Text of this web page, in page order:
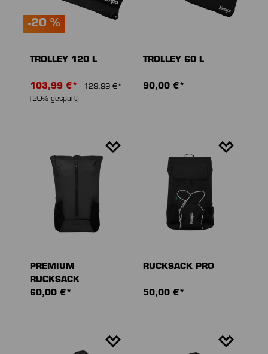
-20 %
TROLLEY 120 L
103,99 €*
129,99 €*
(20% gespart)
TROLLEY 60 L
90,00 €*
PREMIUM
RUCKSACK
60,00 €*
RUCKSACK PRO
50,00 €*